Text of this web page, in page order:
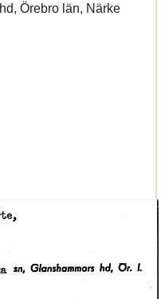
Örebro län, Närke